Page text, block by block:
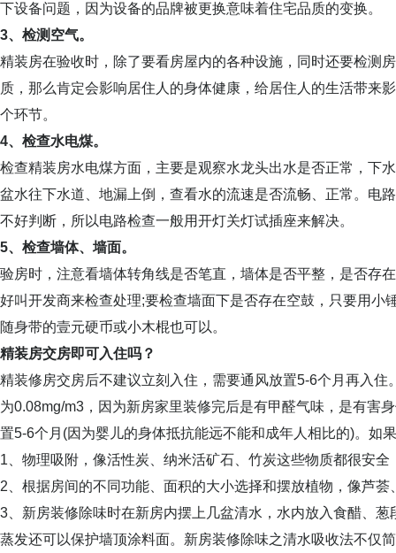
下设备问题，因为设备的品牌被更换意味着住宅品质的变换。
3、检测空气。
精装房在验收时，除了要看房屋内的各种设施，同时还要检测
质，那么肯定会影响居住人的身体健康，给居住人的生活带来
个环节。
4、检查水电煤。
检查精装房水电煤方面，主要是观察水龙头出水是否正常，下
盆水往下水道、地漏上倒，查看水的流速是否流畅、正常。电
不好判断，所以电路检查一般用开灯关灯试插座来解决。
5、检查墙体、墙面。
验房时，注意看墙体转角线是否笔直，墙体是否平整，是否存
好叫开发商来检查处理;要检查墙面下是否存在空鼓，只要用
随身带的壹元硬币或小木棍也可以。
精装房交房即可入住吗？
精装修房交房后不建议立刻入住，需要通风放置5-6个月再入
为0.08mg/m3，因为新房家里装修完后是有甲醛气味，是有害
置5-6个月(因为婴儿的身体抵抗能远不能和成年人相比的)。如
1、物理吸附，像活性炭、纳米活矿石、竹炭这些物质都很安全
2、根据房间的不同功能、面积的大小选择和摆放植物，像芦
3、新房装修除味时在新房内摆上几盆清水，水内放入食醋、
蒸发还可以保护墙顶涂料面。新房装修除味之清水吸收法不仅